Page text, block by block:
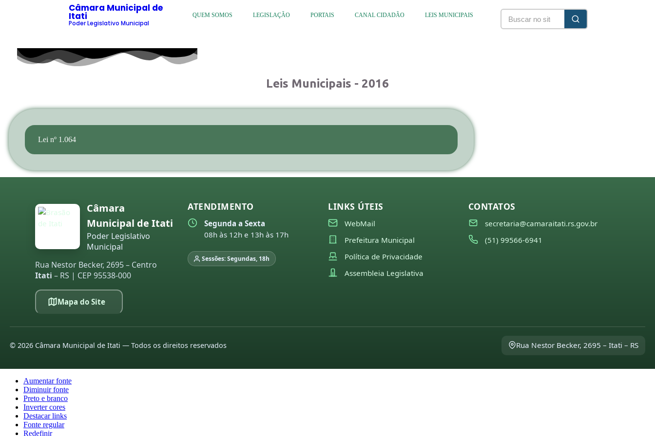
Câmara Municipal de
Itati
Poder Legislativo Municipal
QUEM SOMOS LEGISLAÇÃO PORTAIS CANAL CIDADÃO LEIS MUNICIPAIS
Leis Municipais - 2016
Lei nº 1.064
Câmara
Municipal de Itati
Poder Legislativo
Municipal
Rua Nestor Becker, 2695 – Centro
Itati – RS | CEP 95538-000
Mapa do Site
ATENDIMENTO
Segunda a Sexta
08h às 12h e 13h às 17h
Sessões: Segundas, 18h
LINKS ÚTEIS
WebMail
Prefeitura Municipal
Política de Privacidade
Assembleia Legislativa
CONTATOS
secretaria@camaraitati.rs.gov.br
(51) 99566-6941
© 2026 Câmara Municipal de Itati — Todos os direitos reservados Rua Nestor Becker, 2695 – Itati – RS
Aumentar fonte
Diminuir fonte
Preto e branco
Inverter cores
Destacar links
Fonte regular
Redefinir